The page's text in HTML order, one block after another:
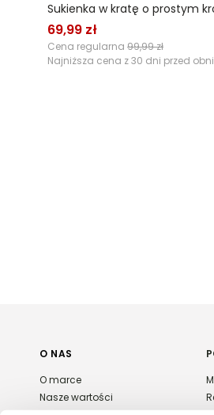
Sukienka w kratę o prostym
69,99 zł
Cena regularna 99,99 zł
Najniższa cena z 30 dni przed
O NAS
O marce
Nasze wartości